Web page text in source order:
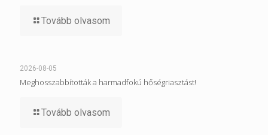
Tovább olvasom
2026-08-05
Meghosszabbították a harmadfokú hőségriasztást!
Tovább olvasom